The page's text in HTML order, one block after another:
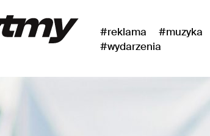
#reklama #muzyka
#wydarzenia